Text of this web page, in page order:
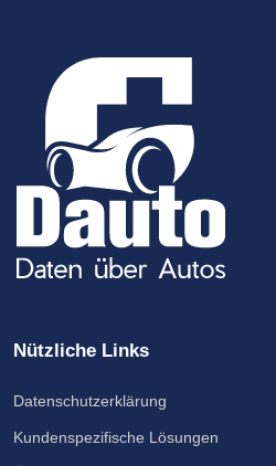
Nützliche Links
Datenschutzerklärung
Kundenspezifische Lösungen